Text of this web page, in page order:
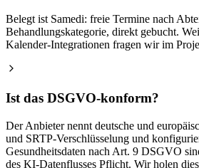
Belegt ist Samedi: freie Termine nach
Behandlungskategorie, direkt gebucht.
Kalender-Integrationen fragen wir im
Ist das DSGVO-konform?
Der Anbieter nennt deutsche und
und SRTP-Verschlüsselung und
Gesundheitsdaten nach Art. 9 DSGVO
des KI-Datenflusses Pflicht. Wir holen